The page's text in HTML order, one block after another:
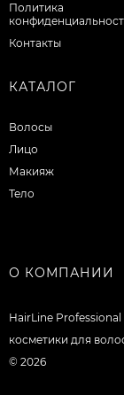
Политика
Контакты
КАТАЛОГ
Волосы
Лицо
Макияж
Тело
О КОМПАНИИ
HairLine
косметики для
© 2026